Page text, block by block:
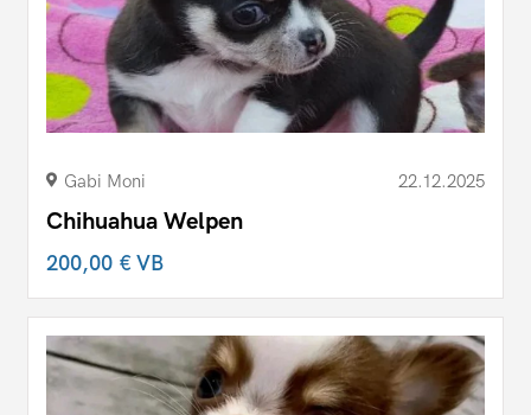
Gabi Moni 22.12.2025
Chihuahua Welpen
200,00 €VB